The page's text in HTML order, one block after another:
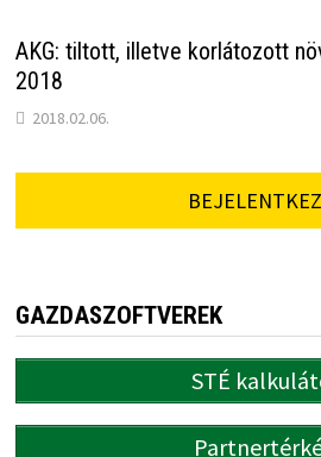
AKG: tiltott, illetve korlátozott
2018
2018.02.06.
GAZDASZOFTVEREK
STÉ